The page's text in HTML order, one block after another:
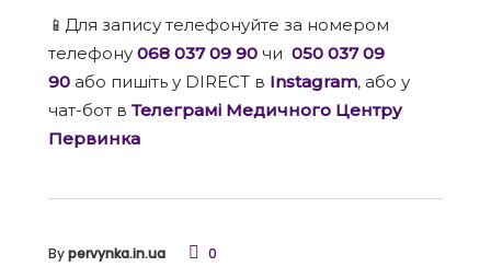
📱Для запису телефонуйте за номером
телефону 068 037 09 90 чи 050 037 09
90 або пишіть у DIRECT в Instagram, або у
чат-бот в Телеграмі Медичного Центру
Первинка
Bypervynka.in.ua 0